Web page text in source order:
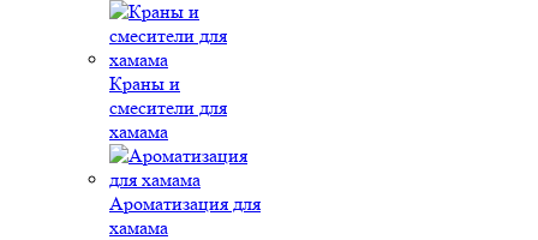
Краны и
смесители для
хамама
Ароматизация для
хамама